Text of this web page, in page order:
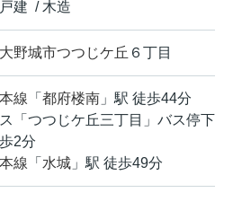
建 / 木造
大野城市つつじケ丘 ６丁目
線 「 都府楼南 」駅 徒歩44分
「つつじケ丘三丁目」バス停下
2分
線 「 水城 」駅 徒歩49分